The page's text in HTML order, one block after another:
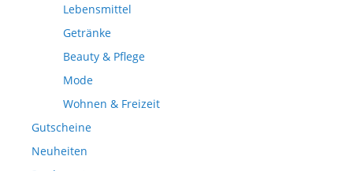
Lebensmittel
Getränke
Beauty & Pflege
Mode
Wohnen & Freizeit
Gutscheine
Neuheiten